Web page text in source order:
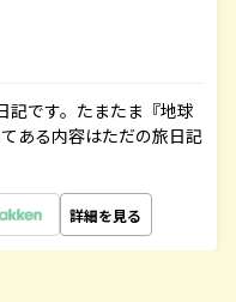
記です。たまたま『地球
ある内容はただの旅日記
詳細を見る